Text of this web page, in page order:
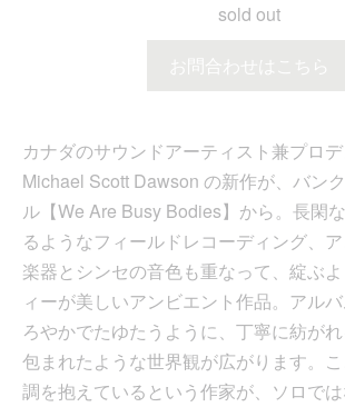
sold out
お問合わせはこちら
カナダのサウンドアーティスト兼プロ
Michael Scott Dawson の新作が、バン
ル【We Are Busy Bodies】から。長閑
るようなフィールドレコーディング、
楽器とシンセの音色も重なって、綻ぶ
ィーが美しいアンビエント作品。アル
ろやかでたゆたうように、丁寧に紡が
包まれたような世界観が広がります。
調を抱えているという作家が、ソロで